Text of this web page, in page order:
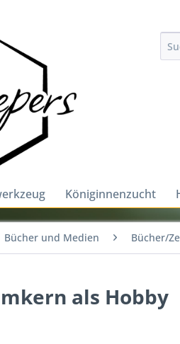
Königinnenzucht
Bücher und Medien Bücher/
als Hobby